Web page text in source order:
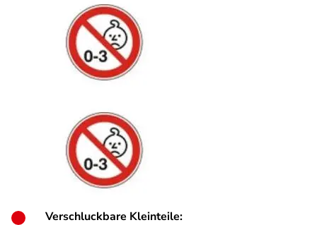
Verschluckbare Kleinteile: